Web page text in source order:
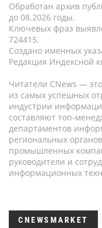
Обработан архив
до 08.2026 годы.
Ключевых фраз
724415.
Создано именных
Редакция Индексной
Читатели CNews —
из самых успешных
индустрии
составляют топ-
департаментов
региональных
промышленных
руководители и
информационных
CNEWSMARKET